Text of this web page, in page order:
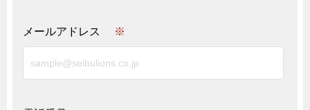
メールアドレス ※